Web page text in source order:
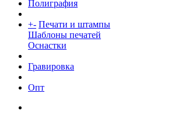
Полиграфия
+- Печати и штампы
Шаблоны печатей
Оснастки
Гравировка
Опт